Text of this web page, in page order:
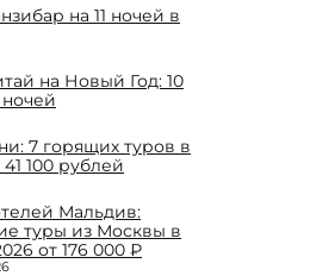
на 11 ночей в
на Новый Год: 10
ночей
7 горящих туров в
100 рублей
Мальдив:
туры из Москвы в
от 176 000 ₽